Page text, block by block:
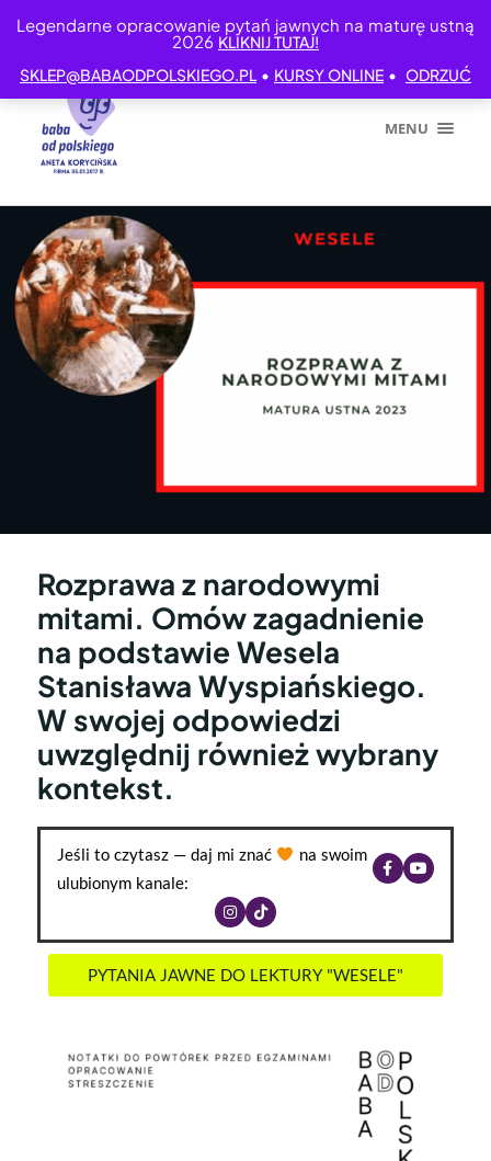
Legendarne opracowanie pytań jawnych na maturę ustną
2026 KLIKNIJ TUTAJ!
SKLEP@BABAODPOLSKIEGO.PL • KURSY ONLINE • ODRZUĆ
MENU
Rozprawa z narodowymi
mitami. Omów zagadnienie
na podstawie Wesela
Stanisława Wyspiańskiego.
W swojej odpowiedzi
uwzględnij również wybrany
kontekst.
Jeśli to czytasz — daj mi znać
na swoim
ulubionym kanale:
PYTANIA JAWNE DO LEKTURY "WESELE"